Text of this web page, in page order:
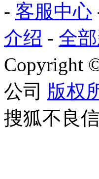
- 客服中心
介绍 - 全
Copyright
公司 版权
搜狐不良